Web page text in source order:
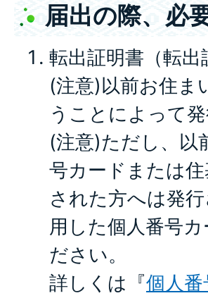
届出の際、必
転出証明書（転
(注意)以前お住ま
うことによって
(注意)ただし、以
号カードまたは
された方へは発
用した個人番号
ださい。
詳しくは『個人